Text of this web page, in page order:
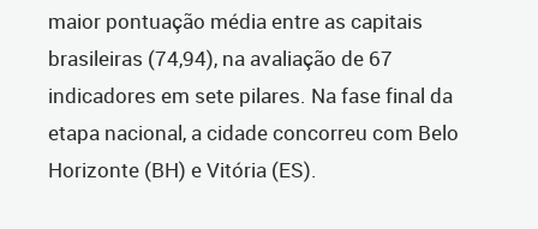
maior pontuação média entre as capitais
brasileiras (74,94), na avaliação de 67
indicadores em sete pilares. Na fase final da
etapa nacional, a cidade concorreu com Belo
Horizonte (BH) e Vitória (ES).